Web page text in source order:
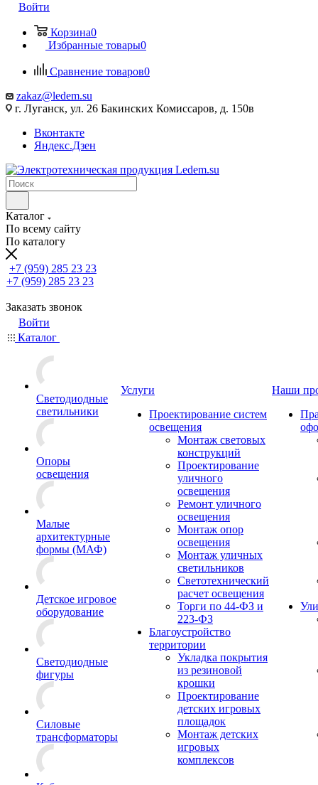
Войти
Корзина0
Избранные товары0
Сравнение товаров0
zakaz@ledem.su
г. Луганск, ул. 26 Бакинских Комиссаров, д. 150в
Вконтакте
Яндекс.Дзен
Каталог
По всему сайту
По каталогу
+7 (959) 285 23 23
+7 (959) 285 23 23
Заказать звонок
Войти
Каталог
Светодиодные
светильники
Опоры
освещения
Малые
архитектурные
формы (МАФ)
Детское игровое
оборудование
Светодиодные
фигуры
Силовые
трансформаторы
Услуги
Проектирование систем
освещения
Монтаж световых
конструкций
Проектирование
уличного
освещения
Ремонт уличного
освещения
Монтаж опор
освещения
Монтаж уличных
светильников
Светотехнический
расчет освещения
Торги по 44-ФЗ и
223-ФЗ
Благоустройство
территории
Укладка покрытия
из резиновой
крошки
Проектирование
детских игровых
площадок
Монтаж детских
игровых
комплексов
Наши